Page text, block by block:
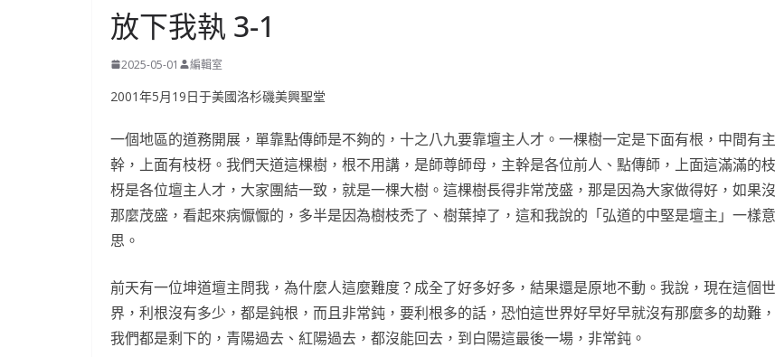
放下我執 3-1
2025-05-01 編輯室
2001年5月19日于美國洛杉磯美興聖堂
一個地區的道務開展，單靠點傳師是不夠的，十之八九要靠壇主人才。一棵樹一定是下面有根，中間有主
幹，上面有枝枒。我們天道這棵樹，根不用講，是師尊師母，主幹是各位前人、點傳師，上面這滿滿的枝
枒是各位壇主人才，大家團結一致，就是一棵大樹。這棵樹長得非常茂盛，那是因為大家做得好，如果沒
那麼茂盛，看起來病懨懨的，多半是因為樹枝禿了、樹葉掉了，這和我說的「弘道的中堅是壇主」一樣意
思。
前天有一位坤道壇主問我，為什麼人這麼難度？成全了好多好多，結果還是原地不動。我說，現在這個世
界，利根沒有多少，都是鈍根，而且非常鈍，要利根多的話，恐怕這世界好早好早就沒有那麼多的劫難，
我們都是剩下的，青陽過去、紅陽過去，都沒能回去，到白陽這最後一場，非常鈍。